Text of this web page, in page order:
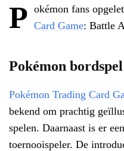
P okémon fans
Card Game: Battle
Pokémon bordspel
Pokémon Trading Card
bekend om prachtig
spelen. Daarnaast is er
toernooispeler. De